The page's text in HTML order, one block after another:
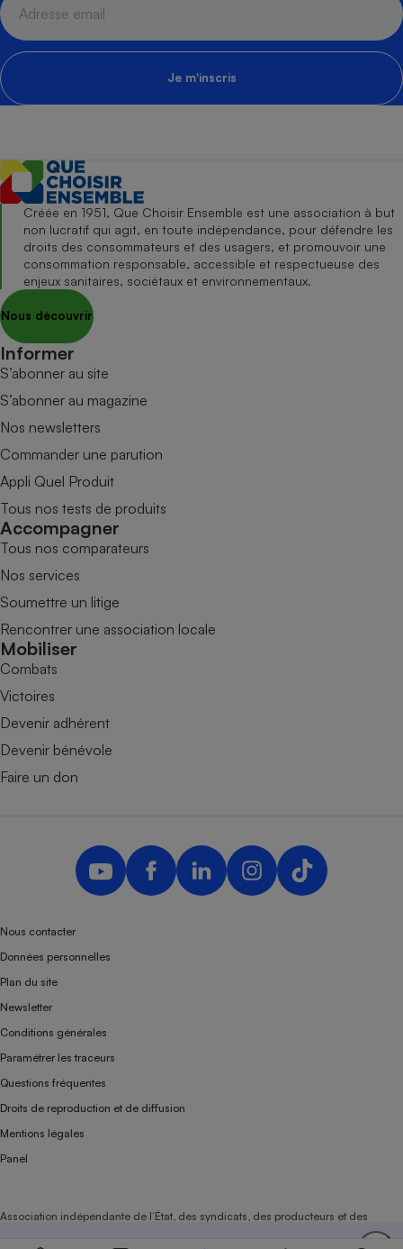
Je m'inscris
Créée en 1951, Que Choisir Ensemble est une association à but
non lucratif qui agit, en toute indépendance, pour défendre les
droits des consommateurs et des usagers, et promouvoir une
consommation responsable, accessible et respectueuse des
enjeux sanitaires, sociétaux et environnementaux.
Nous découvrir
Informer
S’abonner au site
S’abonner au magazine
Nos newsletters
Commander une parution
Appli Quel Produit
Tous nos tests de produits
Accompagner
Tous nos comparateurs
Nos services
Soumettre un litige
Rencontrer une association locale
Mobiliser
Combats
Victoires
Devenir adhérent
Devenir bénévole
Faire un don
Nous contacter
Données personnelles
Plan du site
Newsletter
Conditions générales
Paramétrer les traceurs
Questions fréquentes
Droits de reproduction et de diffusion
Mentions légales
Panel
Association indépendante de l’État, des syndicats, des producteurs et des